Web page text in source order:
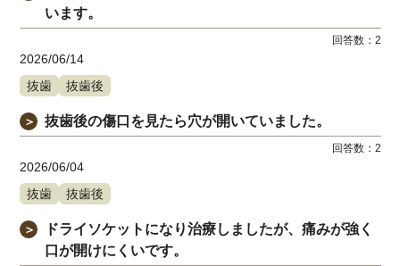
います。
回答数： 2
2026/06/14
抜歯
抜歯後
＞ 抜歯後の傷口を見たら穴が開いていました。
回答数： 2
2026/06/04
抜歯
抜歯後
＞
ドライソケットになり治療しましたが、痛みが強く
口が開けにくいです。